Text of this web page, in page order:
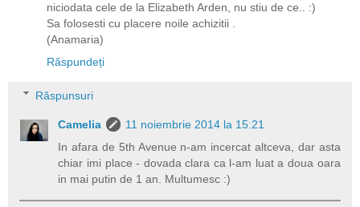
niciodata cele de la Elizabeth Arden, nu stiu de ce.. :)
Sa folosesti cu placere noile achizitii .
(Anamaria)
Răspundeți
Răspunsuri
Camelia
11 noiembrie 2014 la 15:21
In afara de 5th Avenue n-am incercat altceva, dar asta
chiar imi place - dovada clara ca l-am luat a doua oara
in mai putin de 1 an. Multumesc :)